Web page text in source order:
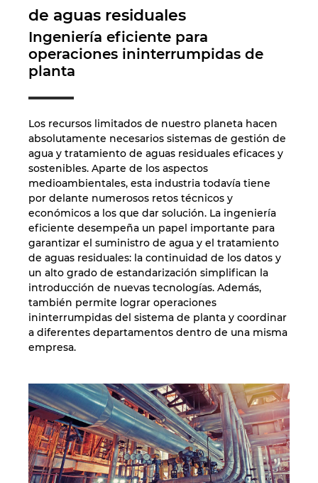
de aguas residuales
Ingeniería eficiente para
operaciones ininterrumpidas de
planta
Los recursos limitados de nuestro planeta hacen
absolutamente necesarios sistemas de gestión de
agua y tratamiento de aguas residuales eficaces y
sostenibles. Aparte de los aspectos
medioambientales, esta industria todavía tiene
por delante numerosos retos técnicos y
económicos a los que dar solución. La ingeniería
eficiente desempeña un papel importante para
garantizar el suministro de agua y el tratamiento
de aguas residuales: la continuidad de los datos y
un alto grado de estandarización simplifican la
introducción de nuevas tecnologías. Además,
también permite lograr operaciones
ininterrumpidas del sistema de planta y coordinar
a diferentes departamentos dentro de una misma
empresa.